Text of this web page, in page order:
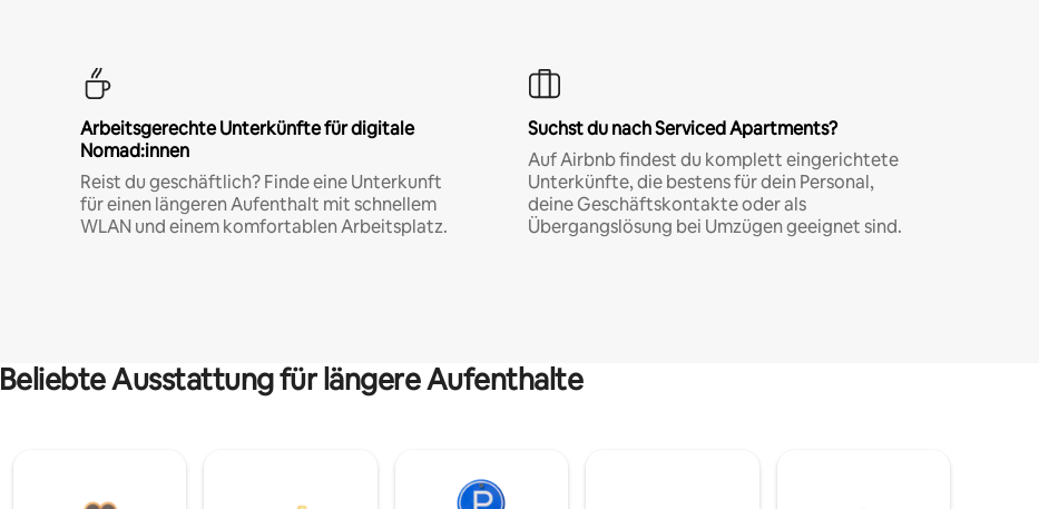
Arbeitsgerechte Unterkünfte für digitale
Nomad:innen
Reist du geschäftlich? Finde eine Unterkunft
für einen längeren Aufenthalt mit schnellem
WLAN und einem komfortablen Arbeitsplatz.
Suchst du nach Serviced Apartments?
Auf Airbnb findest du komplett eingerichtete
Unterkünfte, die bestens für dein Personal,
deine Geschäftskontakte oder als
Übergangslösung bei Umzügen geeignet sind.
Beliebte Ausstattung für längere Aufenthalte